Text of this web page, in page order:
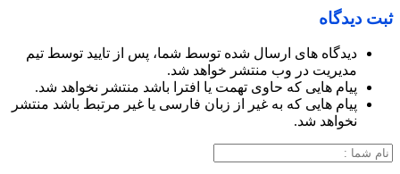
ثبت دیدگاه
دیدگاه های ارسال شده توسط شما، پس از تایید توسط تیم
مدیریت در وب منتشر خواهد شد.
پیام هایی که حاوی تهمت یا افترا باشد منتشر نخواهد شد.
پیام هایی که به غیر از زبان فارسی یا غیر مرتبط باشد منتشر
نخواهد شد.